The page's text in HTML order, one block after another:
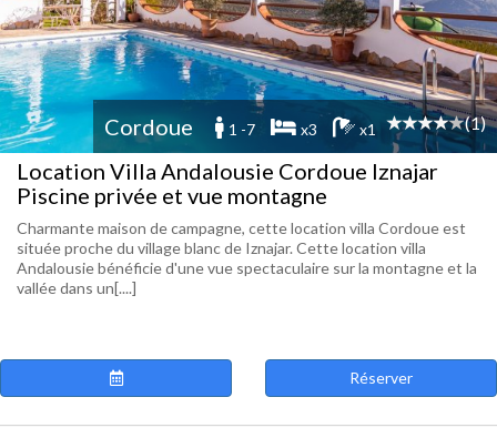
Cordoue 1 -7 x3 x1 (1)
Location Villa Andalousie Cordoue Iznajar
Piscine privée et vue montagne
Charmante maison de campagne, cette location villa Cordoue est
située proche du village blanc de Iznajar. Cette location villa
Andalousie bénéficie d'une vue spectaculaire sur la montagne et la
vallée dans un[....]
Réserver